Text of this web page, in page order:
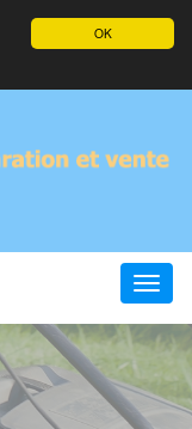
OK
Toggle